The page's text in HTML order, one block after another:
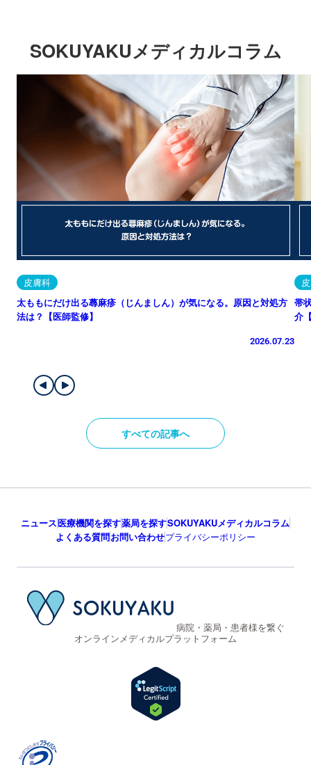
SOKUYAKUメディカルコラム
皮膚科
太ももにだけ出る蕁麻疹（じんましん）が気になる。原因と対処方
法は？【医師監修】
2026.07.23
帯
介
すべての記事へ
ニュース医療機関を探す薬局を探すSOKUYAKUメディカルコラム
よくある質問お問い合わせプライバシーポリシー
病院・薬局・患者様を繋ぐ
オンラインメディカルプラットフォーム